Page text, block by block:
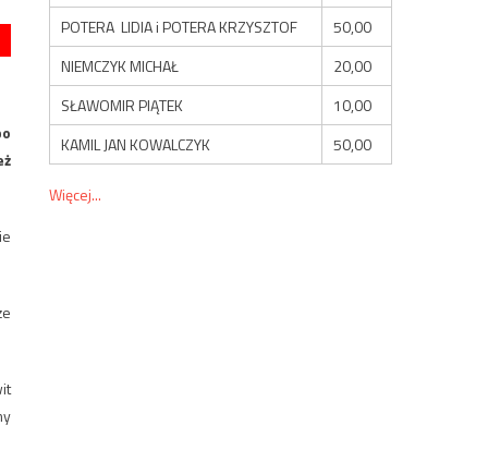
POTERA LIDIA i POTERA KRZYSZTOF
50,00
NIEMCZYK MICHAŁ
20,00
SŁAWOMIR PIĄTEK
10,00
KAMIL JAN KOWALCZYK
50,00
Więcej...